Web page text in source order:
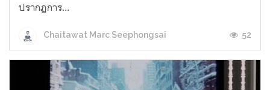
ปรากฏการ...
Chaitawat Marc Seephongsai 52